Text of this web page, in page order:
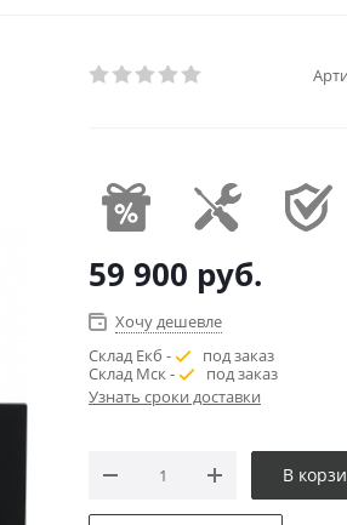
59 900 руб.
Хочу дешевле
Склад Екб -
под заказ
Склад Мск -
под заказ
Узнать сроки доставки
В